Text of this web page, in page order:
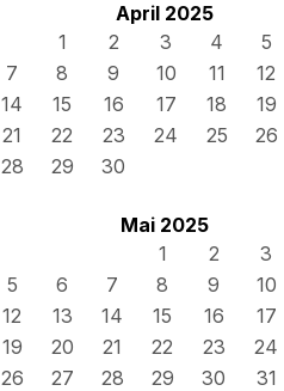
April 2025
1
2 3 4 5
7
8 9 10 11 12
14
15 16 17 18 19
21
22 23 24 25 26
28
29 30
Mai 2025
1
2 3
5
6 7 8 9 10
12
13 14 15 16 17
19
20 21 22 23 24
26
27 28 29 30 31